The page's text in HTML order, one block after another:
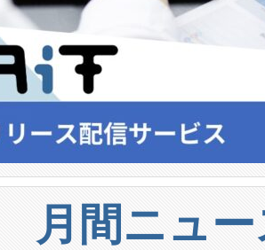
月間ニュ